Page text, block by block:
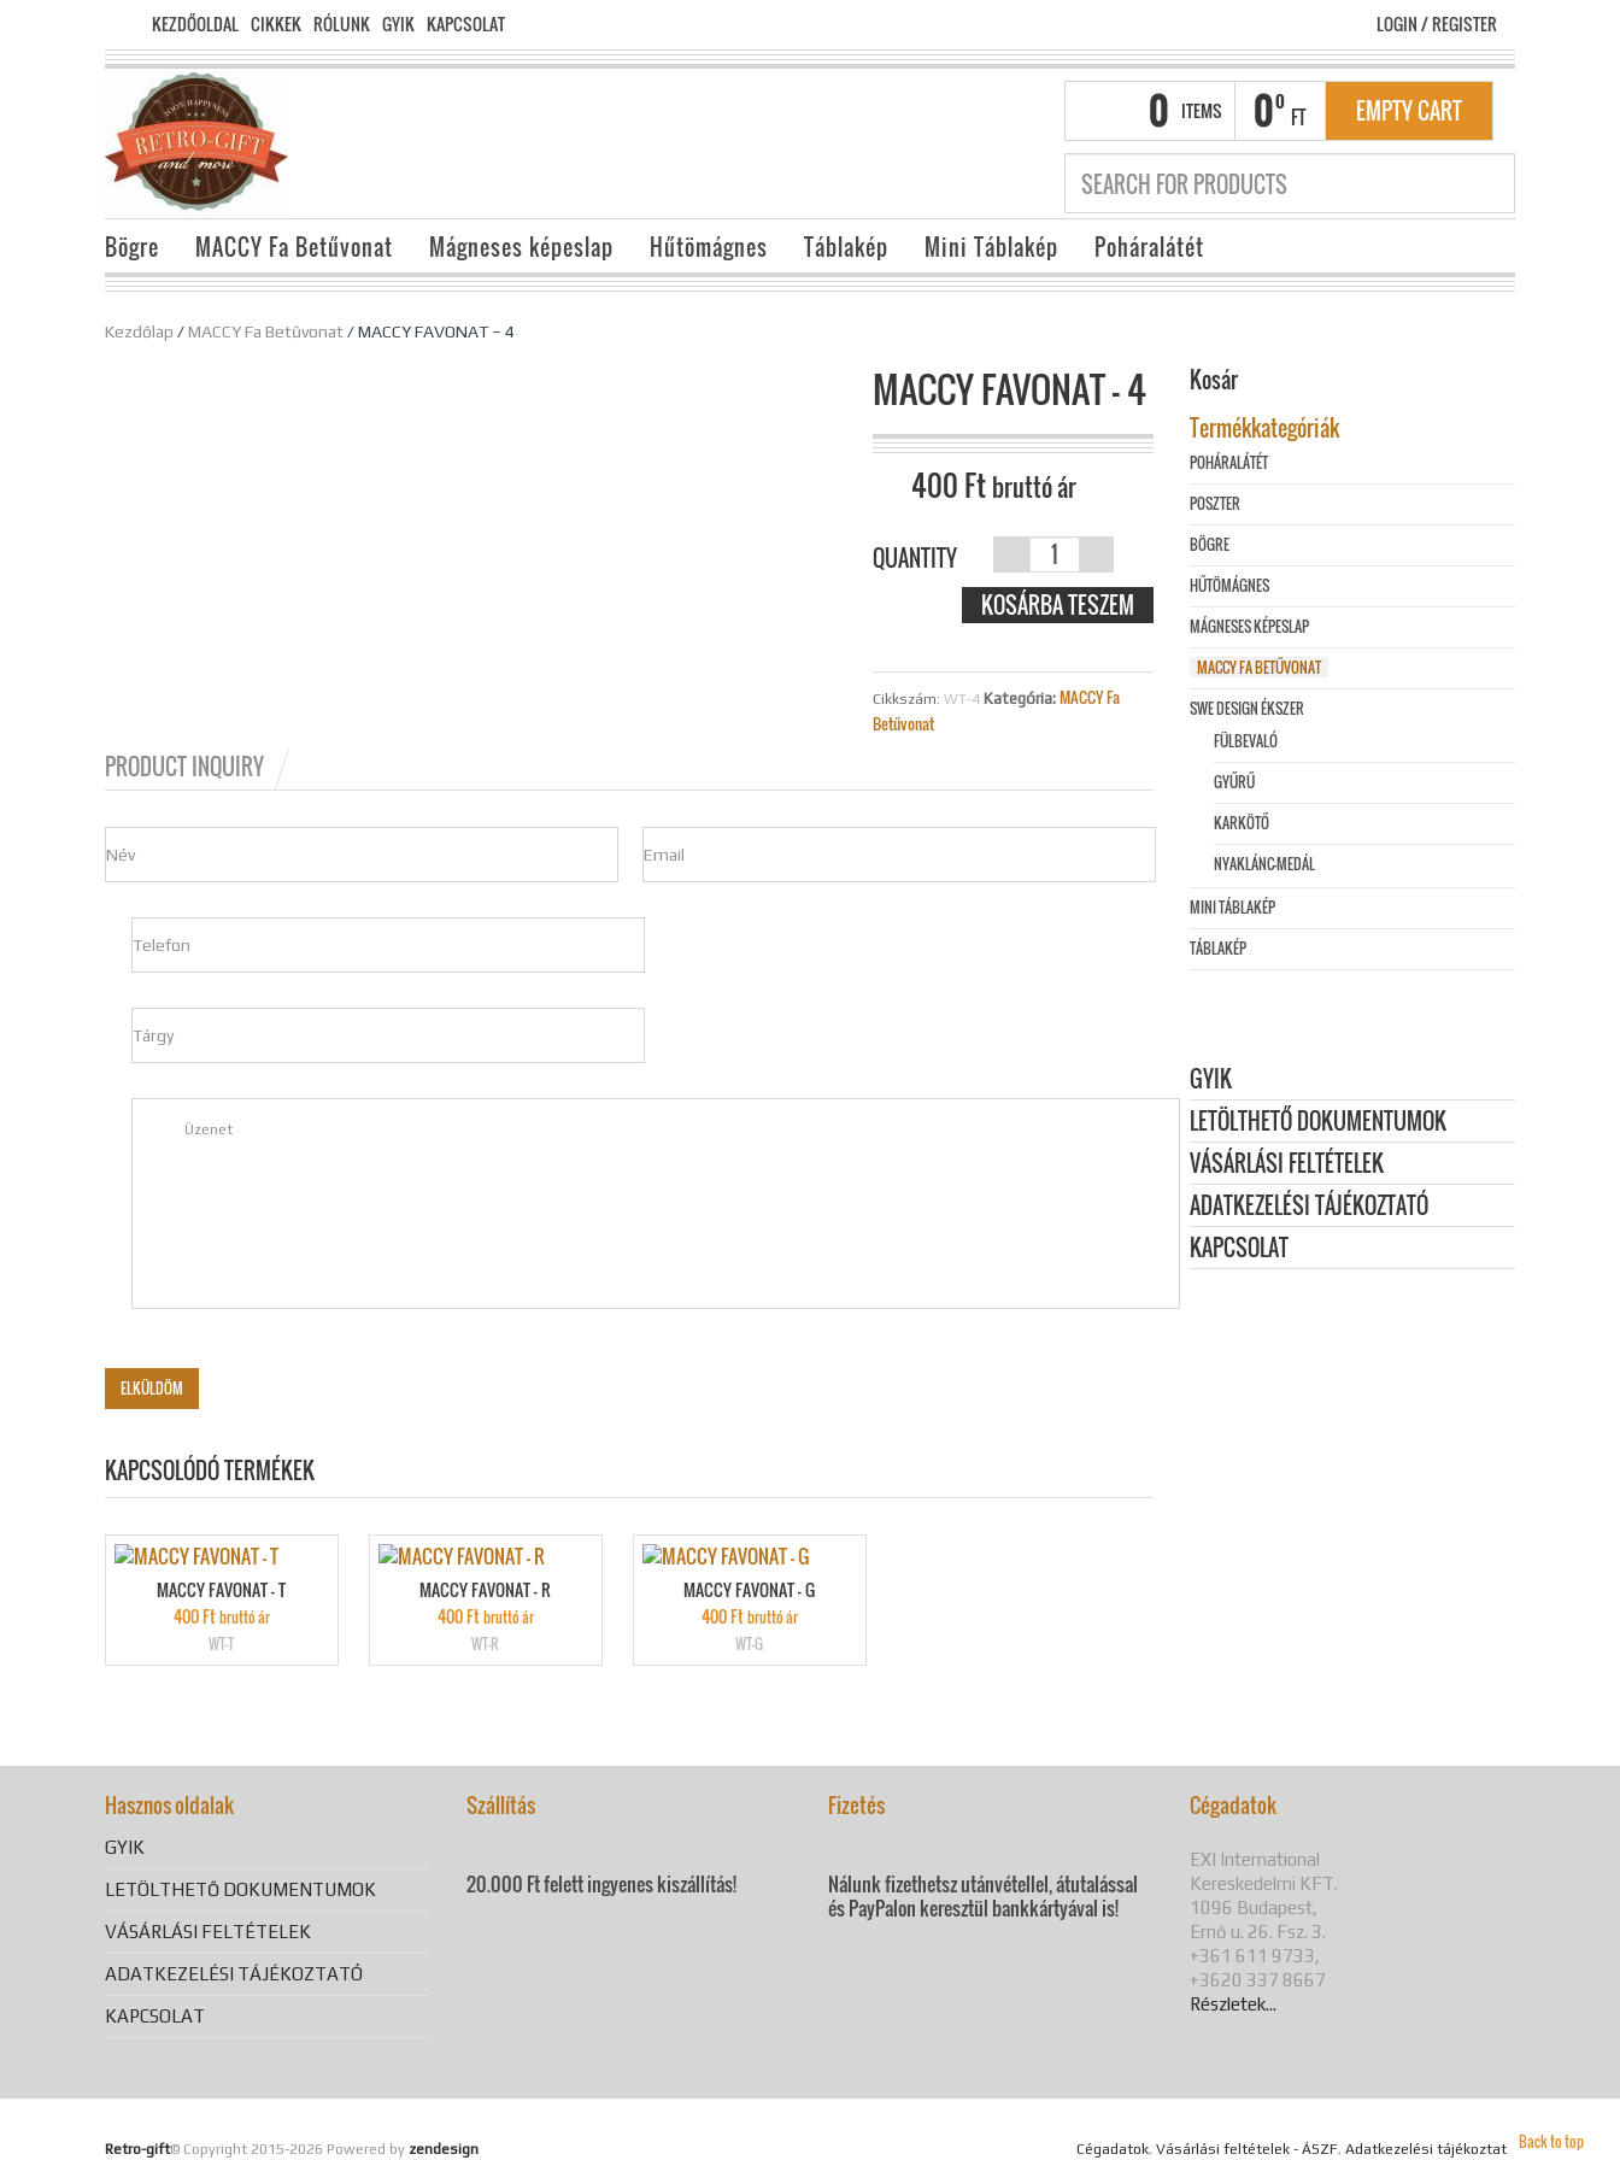
KEZDŐOLDAL CIKKEK RÓLUNK GYIK KAPCSOLAT LOGIN/REGISTER
0 ITEMS 00
FT EMPTY CART
Bögre MACCY Fa Betűvonat Mágneses képeslap Hűtömágnes Táblakép Mini Táblakép Poháralátét
Back to top
Kezdőlap /MACCY Fa Betűvonat/ MACCY FAVONAT – 4
MACCY FAVONAT – 4
400Ft bruttó ár
QUANTITY
MACCY
FAVONAT - 4
KOSÁRBA TESZEM
Cikkszám: WT-4 Kategória: MACCY Fa
Betűvonat
PRODUCT INQUIRY
KAPCSOLÓDÓ TERMÉKEK
MACCY FAVONAT – T
400Ftbruttó ár
WT-T
MACCY FAVONAT – R
400Ftbruttó ár
WT-R
MACCY FAVONAT – G
400Ftbruttó ár
WT-G
Kosár
Termékkategóriák
POHÁRALÁTÉT
POSZTER
BÖGRE
HŰTÖMÁGNES
MÁGNESES KÉPESLAP
MACCY FA BETŰVONAT
SWE DESIGN ÉKSZER
FÜLBEVALÓ
GYŰRŰ
KARKÖTŐ
NYAKLÁNC-MEDÁL
MINI TÁBLAKÉP
TÁBLAKÉP
GYIK
LETÖLTHETŐ DOKUMENTUMOK
VÁSÁRLÁSI FELTÉTELEK
ADATKEZELÉSI TÁJÉKOZTATÓ
KAPCSOLAT
Hasznos oldalak
GYIK
LETÖLTHETŐ DOKUMENTUMOK
VÁSÁRLÁSI FELTÉTELEK
ADATKEZELÉSI TÁJÉKOZTATÓ
KAPCSOLAT
Szállítás
20.000 Ft felett ingyenes kiszállítás!
Fizetés
Nálunk fizethetsz utánvétellel, átutalással
és PayPalon keresztül bankkártyával is!
Cégadatok
EXI International
Kereskedelmi KFT.
1096 Budapest,
Ernő u. 26. Fsz. 3.
+361 611 9733,
+3620 337 8667
Részletek...
Retro-gift© Copyright 2015-2026 Powered by zendesign Cégadatok, Vásárlási feltételek - ÁSZF, Adatkezelési tájékoztató